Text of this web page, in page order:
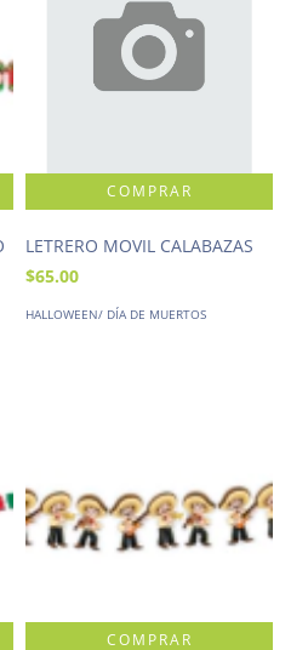
LETRERO MOVIL CALABAZAS
$65.00
HALLOWEEN/ DÍA DE MUERTOS